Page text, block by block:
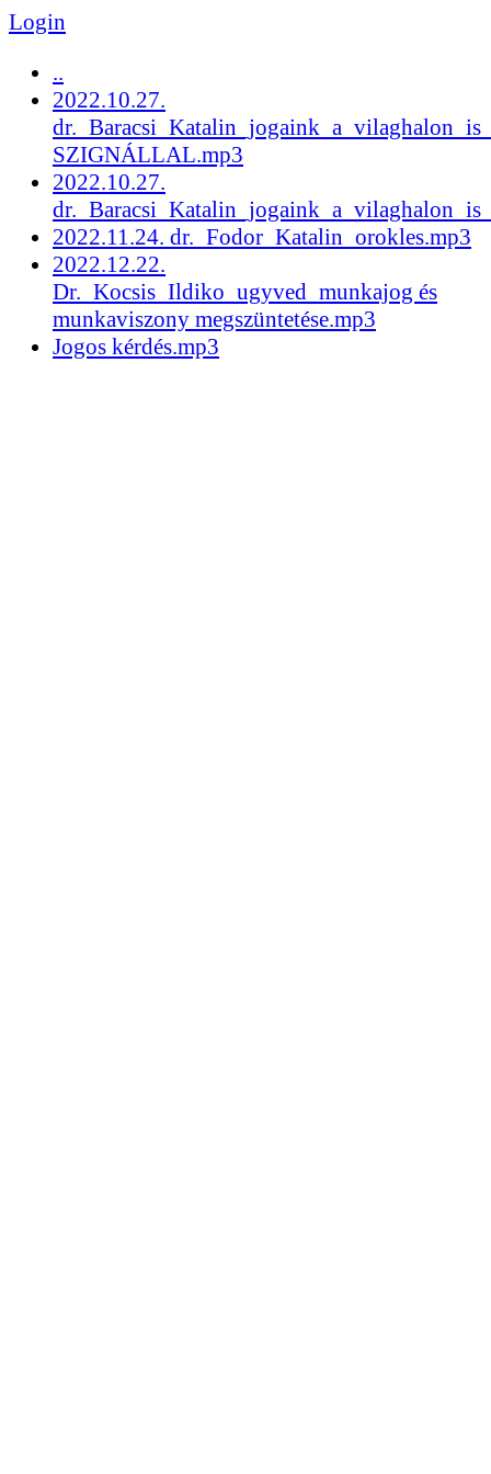
Login
..
2022.10.27.
SZIGNÁLLAL.mp3
2022.10.27.
2022.11.24. dr._Fodor_Katalin_orokles.mp3
2022.12.22.
Dr._Kocsis_Ildiko_ugyved_munkajog és
munkaviszony megszüntetése.mp3
Jogos kérdés.mp3